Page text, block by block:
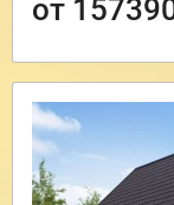
от